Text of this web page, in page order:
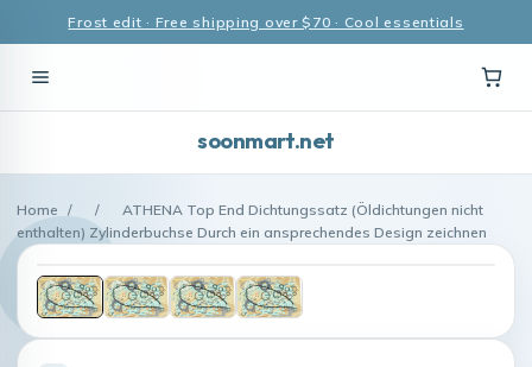
Frost edit · Free shipping over $70 · Cool essentials
soonmart.net
Home / /
ATHENA Top End Dichtungssatz (Öldichtungen nicht
enthalten) Zylinderbuchse Durch ein ansprechendes Design zeichnen